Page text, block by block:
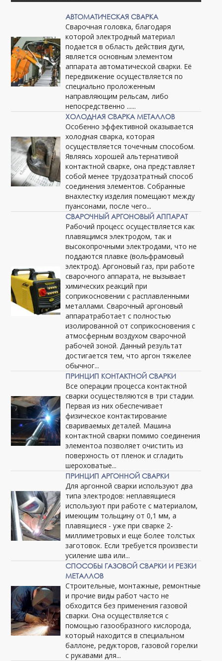
АВТОМАТИЧЕСКАЯ СВАРКА
Сварочная головка, благодаря
которой электродный материал
подается в область действия дуги,
является основным элементом
аппарата автоматической сварки. Её
передвижение осуществляется по
специально проложенным
направляющим рельсам, либо
непосредственно ......
ХОЛОДНАЯ СВАРКА МЕТАЛЛОВ
Особенно эффективной оказывается
холодная сварка, которая
осуществляется точечным способом.
Являясь хорошей альтернативой
контактной сварке, она представляет
собой менее трудозатратный способ
соединения элементов. Собранные
внахлестку изделия помещают между
пуансонами, после чего...
СВАРОЧНЫЙ АРГОНОВЫЙ АППАРАТ
Рабочий процесс осуществляется как
плавящимся электродом, так и
высокопрочными электродами, что не
поддаются плавке (вольфрамовый
электрод). Аргоновый газ, при работе
сварочного аппарата, не вызывает
химических реакций при
соприкосновении с расплавленными
металлами. Сварочный аргоновый
аппаратработает с полностью
изолированной от соприкосновения с
атмосферным воздухом сварочной
рабочей зоной. Данный результат
достигается тем, что аргон тяжелее
обычног...
ПРИНЦИП КОНТАКТНОЙ СВАРКИ
Все операции процесса контактной
сварки осуществляются в три стадии.
Первая из них обеспечивает
физическое контактирование
свариваемых деталей. Машина
контактной сварки помимо соединения
элементоа позволяет очистить из
поверхность от пленок и сгладить
шероховатые...
ПРИНЦИП АРГОННОЙ СВАРКИ
Для аргонной сварки используют два
типа электродов: неплавящиеся
используют при работе с материалом,
имеющим тольщину от 0,1 мм, а
плавящиеся - уже при сварке 2-
миллиметровых и еще более толстых
заготовок. Если требуется произвести
усиление шва или...
СПОСОБЫ ГАЗОВОЙ СВАРКИ И РЕЗКИ
МЕТАЛЛОВ
Строительные, монтажные, ремонтные
и прочие виды работ часто не
обходится без применения газовой
сварки. Она осуществляется с
помощью газообразного кислорода,
который находится в специальном
баллоне, редукторов, газовой горелки
с рукавами для...